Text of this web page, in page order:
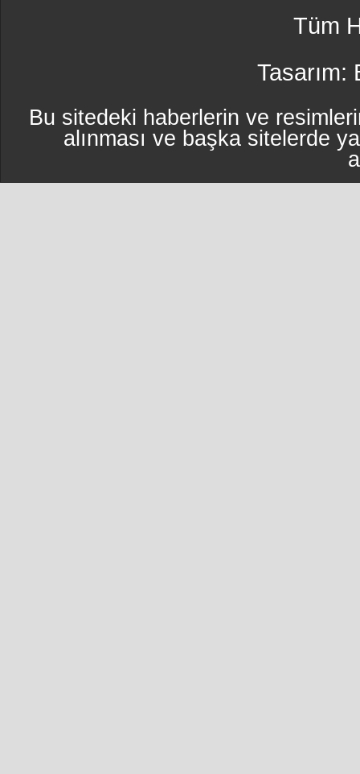
Tüm
Tasarım:
Bu sitedeki haberlerin ve
alınması ve başka sitelerde